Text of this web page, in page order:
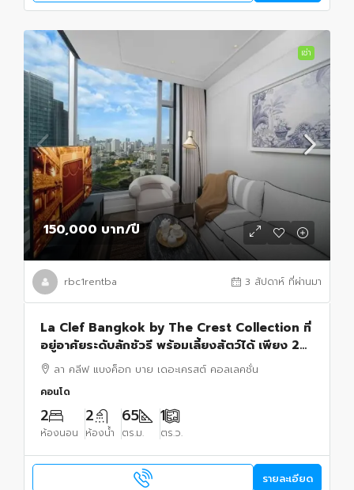
เช่า
150,000 บาท/ปี
rbc1rentba 3 สัปดาห์ ที่ผ่านมา
La Clef Bangkok by The Crest Collection ที่
อยู่อาศัยระดับลักชัวรี พร้อมเลี้ยงสัตว์ได้ เพียง 20
เมตรจาก BTS ทองหล่อ
ลา คลีฟ แบงค็อก บาย เดอะเครสต์ คอลเลคชั่น
คอนโด
2
ห้องนอน
2
ห้องน้ำ
65
ตร.ม.
1
ตร.ว.
รายละเอียด